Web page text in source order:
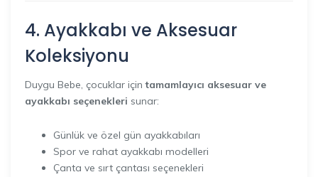
4. Ayakkabı ve Aksesuar
Koleksiyonu
Duygu Bebe, çocuklar içintamamlayıcı aksesuar ve
ayakkabı seçenekleri sunar:
Günlük ve özel gün ayakkabıları
Spor ve rahat ayakkabı modelleri
Çanta ve sırt çantası seçenekleri